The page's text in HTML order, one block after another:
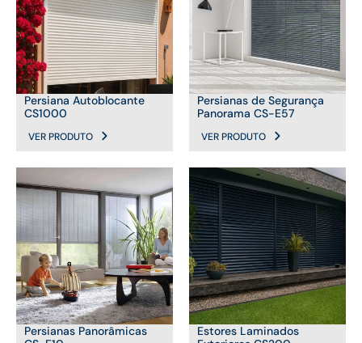
Persiana Autoblocante
CS1000
VER PRODUTO
Persianas de Segurança
Panorama CS-E57
VER PRODUTO
Persianas Panorâmicas
Estores Laminados